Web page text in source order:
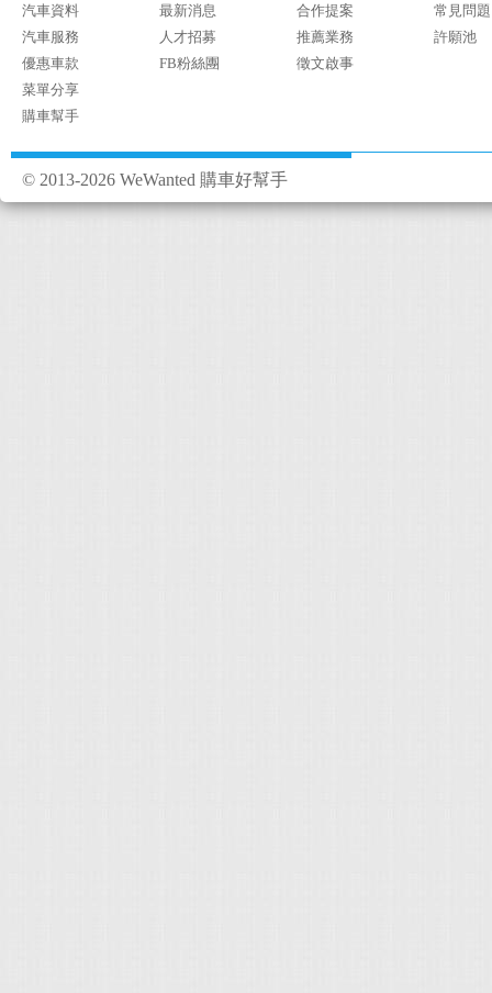
汽車資料
汽車服務
優惠車款
菜單分享
購車幫手
最新消息
人才招募
FB粉絲團
合作提案
推薦業務
徵文啟事
常見問題
許願池
© 2013-2026 WeWanted 購車好幫手